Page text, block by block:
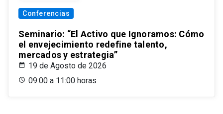
Conferencias
Seminario: “El Activo que Ignoramos: Cómo
el envejecimiento redefine talento,
mercados y estrategia”
19 de Agosto de 2026
09:00 a 11:00 horas